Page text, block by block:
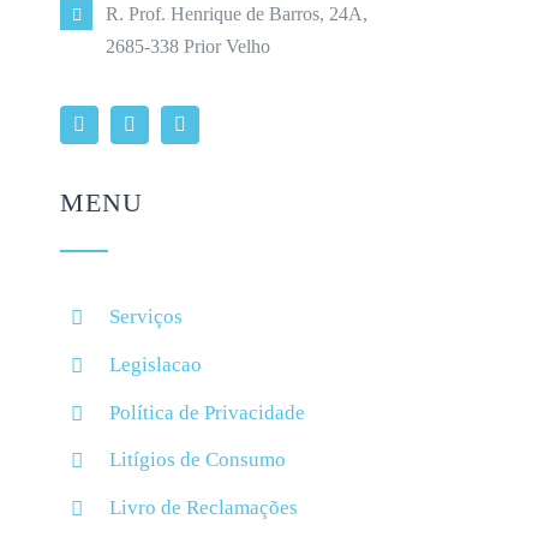
R. Prof. Henrique de Barros, 24A,
2685-338 Prior Velho
MENU
Serviços
Legislacao
Política de Privacidade
Litígios de Consumo
Livro de Reclamações